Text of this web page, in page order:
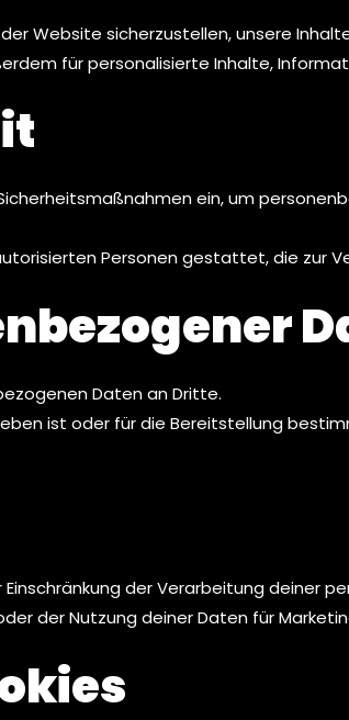
Website sicherzustellen, unsere
für personalisierte Inhalte,
ein, um
Personen gestattet, die zur
Daten an Dritte.
ist oder für die Bereitstellung
der Verarbeitung deiner
der Nutzung deiner Daten für